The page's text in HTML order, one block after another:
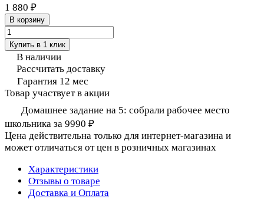
1 880 ₽
В корзину
Купить в 1 клик
В наличии
Рассчитать доставку
Гарантия 12 мес
Товар участвует в акции
Домашнее задание на 5: собрали рабочее место
школьника за 9990 ₽
Цена действительна только для интернет-магазина и
может отличаться от цен в розничных магазинах
Характеристики
Отзывы о товаре
Доставка и Оплата